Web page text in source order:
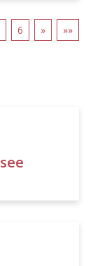
6 » »»